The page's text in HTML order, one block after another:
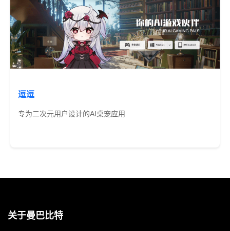
逗逗
专为二次元用户设计的AI桌宠应用
关于曼巴比特